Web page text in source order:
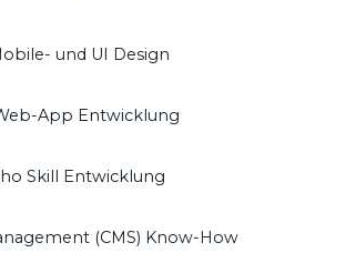
und UI Design
App Entwicklung
Skill Entwicklung
(CMS) Know-How